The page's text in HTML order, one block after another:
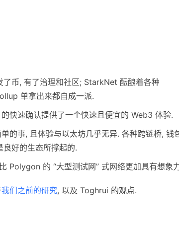
币, 有了治理和社区; StarkNet 酝酿着各种
单拿出来都自成一派.
快速确认提供了一个快速且便宜的 Web3 体验.
的事, 且体验与以太坊几乎无异. 各种跨链桥, 钱
好的生态所撑起的.
Polygon 的 “大型测试网” 式网络更加具有想象
我们之前的研究, 以及 Toghrui 的观点.